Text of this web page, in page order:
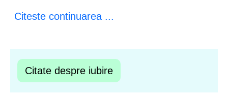
Citeste continuarea ...
Citate despre iubire